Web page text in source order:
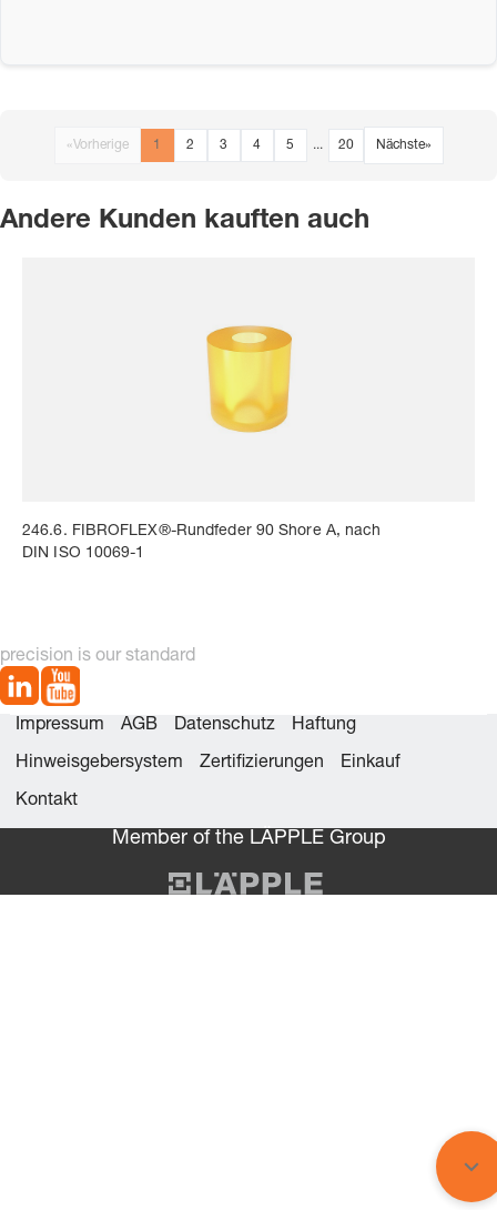
«Vorherige 1 2 3 4 5 ... 20 Nächste»
Andere Kunden kauften auch
246.6. FIBROFLEX®-Rundfeder 90 Shore A, nach
DIN ISO 10069-1
precision is our standard
Impressum AGB Datenschutz Haftung
Hinweisgebersystem Zertifizierungen Einkauf
Kontakt
Member of the LÄPPLE Group